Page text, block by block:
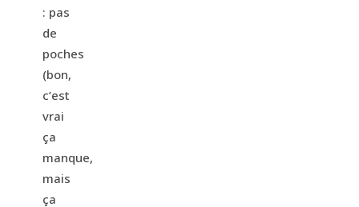
: pas
de
poches
(bon,
c’est
vrai
ça
manque,
mais
ça